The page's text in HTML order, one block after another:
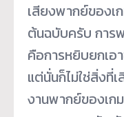
เสียงพากย์ของเ
ต้นฉบับครับ การ
คือการหยิบยกเอ
แต่นั่นก็ไม่ใช่สิ่งที่
งานพากย์ของเก